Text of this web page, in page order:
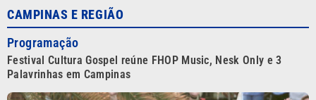
CAMPINAS E REGIÃO
Programação
Festival Cultura Gospel reúne FHOP Music, Nesk Only e 3
Palavrinhas em Campinas